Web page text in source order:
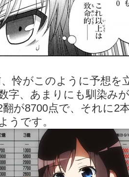
怜がこのように予想を
字、あまりにも馴染み
が8700点で、それに2
うです。